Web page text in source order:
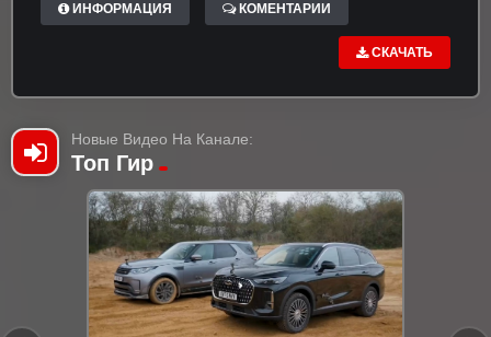
ИНФОРМАЦИЯ КОМЕНТАРИИ
СКАЧАТЬ
Новые Видео На Канале:
Топ Гир